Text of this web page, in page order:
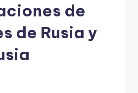
de
de Rusia y